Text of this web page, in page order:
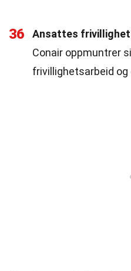
36
Ansattes frivillighet
Conair oppmuntrer
frivillighetsarbeid og